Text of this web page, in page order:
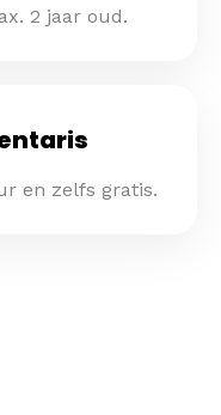
2 jaar oud.
en zelfs gratis.